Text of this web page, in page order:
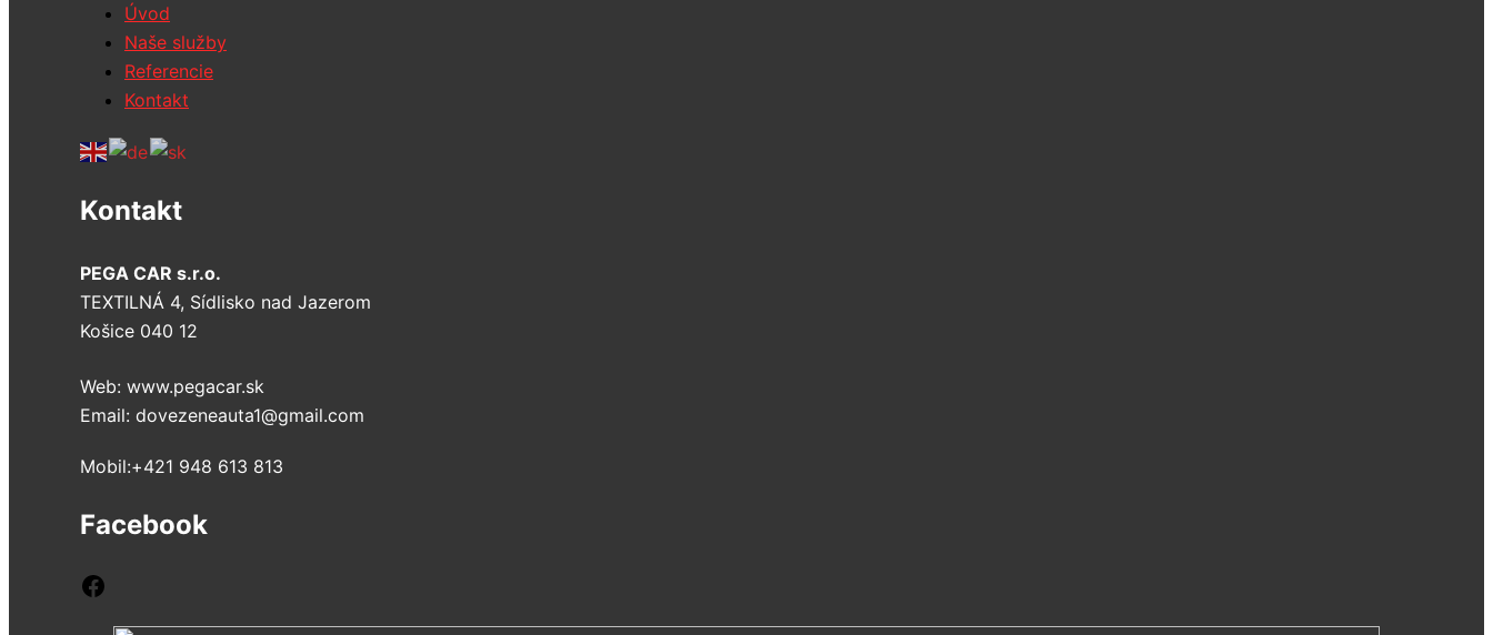
Úvod
Naše služby
Referencie
Kontakt
Kontakt
PEGA CAR s.r.o.
TEXTILNÁ 4, Sídlisko nad Jazerom
Košice 040 12
Web: www.pegacar.sk
Email: dovezeneauta1@gmail.com
Mobil:+421 948 613 813
Facebook
Facebook